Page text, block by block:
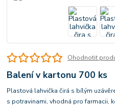
Ohodnotit
Balení v kartonu 700 ks
Plastová lahvička čirá s bílým
s potravinami, vhodná pro farmacii,